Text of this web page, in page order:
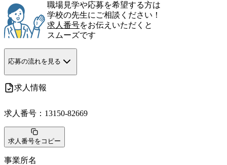
職場見学や応募を希望する方は
学校の先生にご相談ください！
求人番号をお伝えいただくと
スムーズです
応募の流れを見る
求人情報
求人番号： 13150-82669
求人番号をコピー
事業所名